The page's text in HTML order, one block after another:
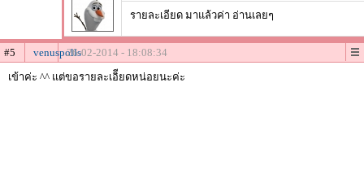
รายละเอียด มาแล้วค่า อ่านเลยๆ
#5 venuspolls26-02-2014 - 18:08:34
เข้าค่ะ ^^ แต่ขอรายละเอิียดหน่อยนะค่ะ